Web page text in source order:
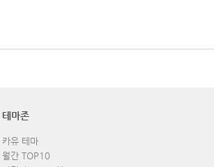
테마존
카유 테마
월간 TOP10